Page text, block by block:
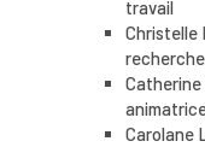
travail
Christelle
recherche
Carolane